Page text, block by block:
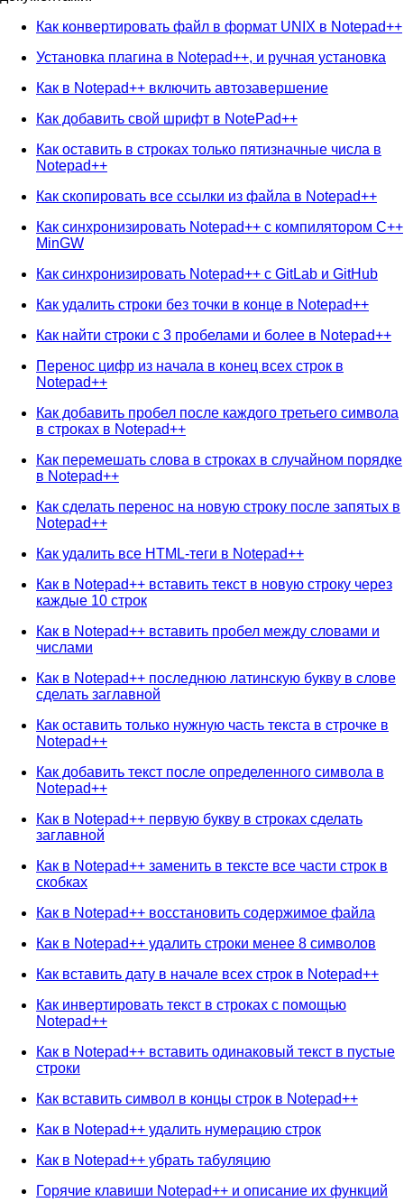
Как конвертировать файл в формат UNIX в Notepad++
Установка плагина в Notepad++, и ручная установка
Как в Notepad++ включить автозавершение
Как добавить свой шрифт в NotePad++
Как оставить в строках только пятизначные числа в
Notepad++
Как скопировать все ссылки из файла в Notepad++
Как синхронизировать Notepad++ с компилятором C++
MinGW
Как синхронизировать Notepad++ с GitLab и GitHub
Как удалить строки без точки в конце в Notepad++
Как найти строки с 3 пробелами и более в Notepad++
Перенос цифр из начала в конец всех строк в
Notepad++
Как добавить пробел после каждого третьего символа
в строках в Notepad++
Как перемешать слова в строках в случайном порядке
в Notepad++
Как сделать перенос на новую строку после запятых в
Notepad++
Как удалить все HTML-теги в Notepad++
Как в Notepad++ вставить текст в новую строку через
каждые 10 строк
Как в Notepad++ вставить пробел между словами и
числами
Как в Notepad++ последнюю латинскую букву в слове
сделать заглавной
Как оставить только нужную часть текста в строчке в
Notepad++
Как добавить текст после определенного символа в
Notepad++
Как в Notepad++ первую букву в строках сделать
заглавной
Как в Notepad++ заменить в тексте все части строк в
скобках
Как в Notepad++ восстановить содержимое файла
Как в Notepad++ удалить строки менее 8 символов
Как вставить дату в начале всех строк в Notepad++
Как инвертировать текст в строках с помощью
Notepad++
Как в Notepad++ вставить одинаковый текст в пустые
строки
Как вставить символ в концы строк в Notepad++
Как в Notepad++ удалить нумерацию строк
Как в Notepad++ убрать табуляцию
Горячие клавиши Notepad++ и описание их функций